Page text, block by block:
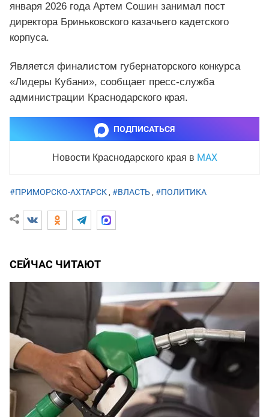
января 2026 года Артем Сошин занимал пост
директора Бриньковского казачьего кадетского
корпуса.
Является финалистом губернаторского конкурса
«Лидеры Кубани», сообщает пресс-служба
администрации Краснодарского края.
ПОДПИСАТЬСЯ
Новости Краснодарского края в MAX
#ПРИМОРСКО-АХТАРСК, #ВЛАСТЬ, #ПОЛИТИКА
СЕЙЧАС ЧИТАЮТ